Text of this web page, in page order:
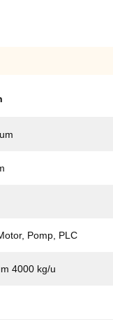
Pomp, PLC
4000 kg/u